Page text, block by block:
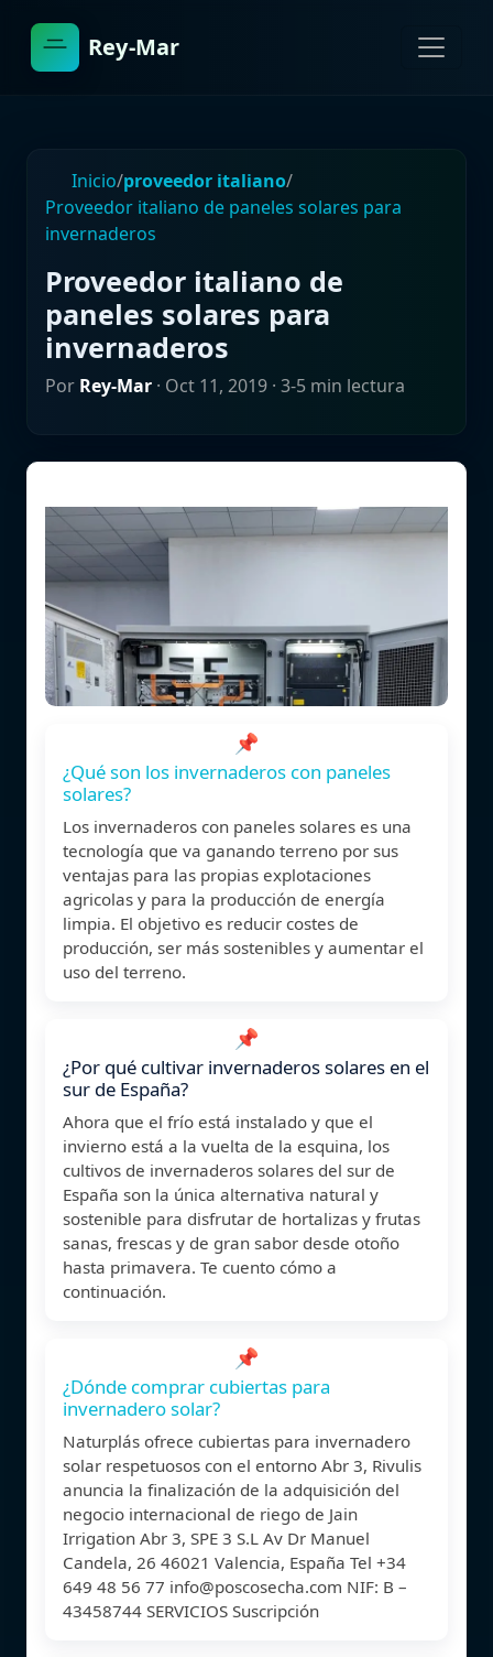
Rey-Mar
Inicio/proveedor italiano/
Proveedor italiano de paneles solares para
invernaderos
Proveedor italiano de
paneles solares para
invernaderos
Por Rey-Mar · Oct 11, 2019 · 3-5 min lectura
📌
¿Qué son los invernaderos con paneles
solares?
Los invernaderos con paneles solares es una
tecnología que va ganando terreno por sus
ventajas para las propias explotaciones
agricolas y para la producción de energía
limpia. El objetivo es reducir costes de
producción, ser más sostenibles y aumentar el
uso del terreno.
📌
¿Por qué cultivar invernaderos solares en el
sur de España?
Ahora que el frío está instalado y que el
invierno está a la vuelta de la esquina, los
cultivos de invernaderos solares del sur de
España son la única alternativa natural y
sostenible para disfrutar de hortalizas y frutas
sanas, frescas y de gran sabor desde otoño
hasta primavera. Te cuento cómo a
continuación.
📌
¿Dónde comprar cubiertas para
invernadero solar?
Naturplás ofrece cubiertas para invernadero
solar respetuosos con el entorno Abr 3, Rivulis
anuncia la finalización de la adquisición del
negocio internacional de riego de Jain
Irrigation Abr 3, SPE 3 S.L Av Dr Manuel
Candela, 26 46021 Valencia, España Tel +34
649 48 56 77 info@poscosecha.com NIF: B –
43458744 SERVICIOS Suscripción